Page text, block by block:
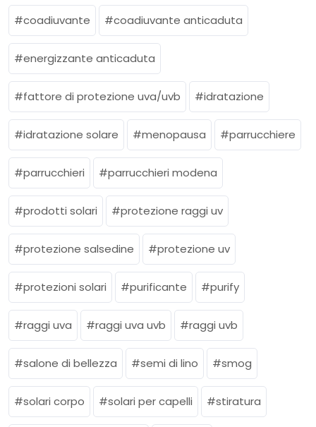
coadiuvante coadiuvante anticaduta
energizzante anticaduta
fattore di protezione uva/uvb idratazione
idratazione solare menopausa parrucchiere
parrucchieri parrucchieri modena
prodotti solari protezione raggi uv
protezione salsedine protezione uv
protezioni solari purificante purify
raggi uva raggi uva uvb raggi uvb
salone di bellezza semi di lino smog
solari corpo solari per capelli stiratura